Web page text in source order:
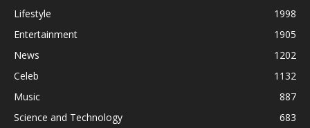
Lifestyle
1998
Entertainment
1905
News
1202
Celeb
1132
Music
887
Science and Technology
683